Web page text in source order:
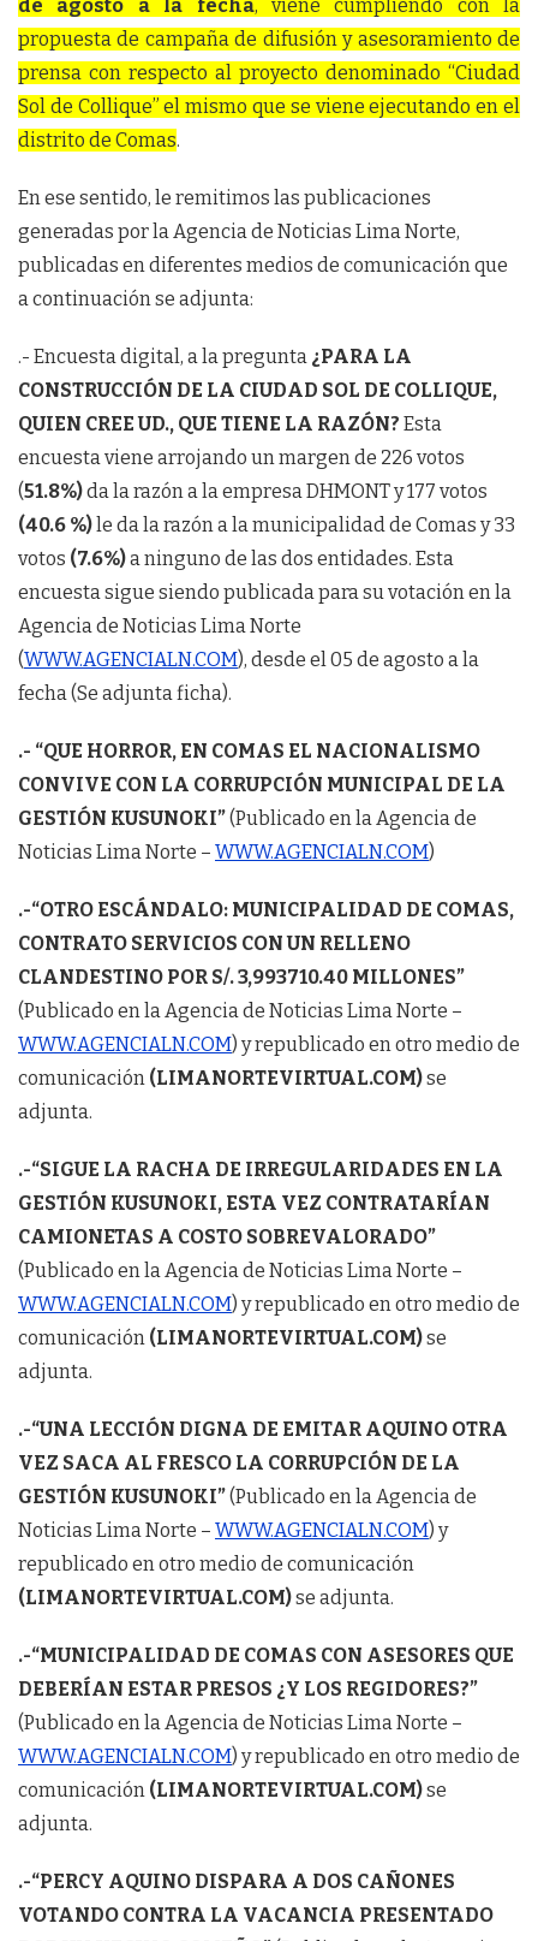
de agosto a la fecha, viene cumpliendo con la
propuesta de campaña de difusión y asesoramiento de
prensa con respecto al proyecto denominado “Ciudad
Sol de Collique” el mismo que se viene ejecutando en el
distrito de Comas.
En ese sentido, le remitimos las publicaciones
generadas por la Agencia de Noticias Lima Norte,
publicadas en diferentes medios de comunicación que
a continuación se adjunta:
.- Encuesta digital, a la pregunta ¿PARA LA
CONSTRUCCIÓN DE LA CIUDAD SOL DE COLLIQUE,
QUIEN CREE UD., QUE TIENE LA RAZÓN? Esta
encuesta viene arrojando un margen de 226 votos
(51.8%)da la razón a la empresa DHMONT y 177 votos
(40.6 %)le da la razón a la municipalidad de Comas y 33
votos (7.6%)a ninguno de las dos entidades. Esta
encuesta sigue siendo publicada para su votación en la
Agencia de Noticias Lima Norte
(WWW.AGENCIALN.COM), desde el 05 de agosto a la
fecha (Se adjunta ficha).
.- “QUE HORROR, EN COMAS EL NACIONALISMO
CONVIVE CON LA CORRUPCIÓN MUNICIPAL DE LA
GESTIÓN KUSUNOKI”(Publicado en la Agencia de
Noticias Lima Norte – WWW.AGENCIALN.COM)
.-“OTRO ESCÁNDALO: MUNICIPALIDAD DE COMAS,
CONTRATO SERVICIOS CON UN RELLENO
CLANDESTINO POR S/. 3,993710.40 MILLONES”
(Publicado en la Agencia de Noticias Lima Norte –
WWW.AGENCIALN.COM) y republicado en otro medio de
comunicación (LIMANORTEVIRTUAL.COM)se
adjunta.
.-“SIGUE LA RACHA DE IRREGULARIDADES EN LA
GESTIÓN KUSUNOKI, ESTA VEZ CONTRATARÍAN
CAMIONETAS A COSTO SOBREVALORADO”
(Publicado en la Agencia de Noticias Lima Norte –
WWW.AGENCIALN.COM) y republicado en otro medio de
comunicación (LIMANORTEVIRTUAL.COM)se
adjunta.
.-“UNA LECCIÓN DIGNA DE EMITAR AQUINO OTRA
VEZ SACA AL FRESCO LA CORRUPCIÓN DE LA
GESTIÓN KUSUNOKI”(Publicado en la Agencia de
Noticias Lima Norte – WWW.AGENCIALN.COM) y
republicado en otro medio de comunicación
(LIMANORTEVIRTUAL.COM)se adjunta.
.-“MUNICIPALIDAD DE COMAS CON ASESORES QUE
DEBERÍAN ESTAR PRESOS ¿Y LOS REGIDORES?”
(Publicado en la Agencia de Noticias Lima Norte –
WWW.AGENCIALN.COM) y republicado en otro medio de
comunicación (LIMANORTEVIRTUAL.COM)se
adjunta.
.-“PERCY AQUINO DISPARA A DOS CAÑONES
VOTANDO CONTRA LA VACANCIA PRESENTADO